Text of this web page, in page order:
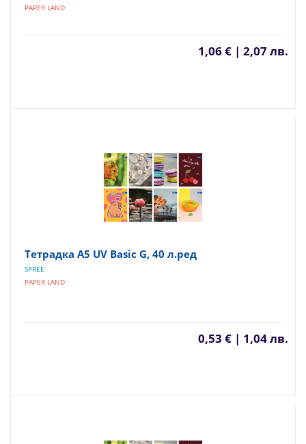
PAPER LAND
1,06 € | 2,07 лв.
Тетрадка A5 UV Basic G, 40 л.ред
SPREE
PAPER LAND
0,53 € | 1,04 лв.